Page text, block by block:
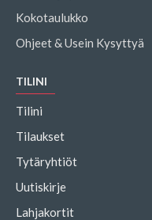
Kokotaulukko
Ohjeet & Usein Kysyttyä
TILINI
Tilini
Tilaukset
Tytäryhtiöt
Uutiskirje
Lahjakortit